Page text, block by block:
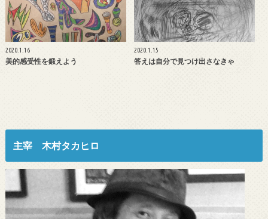
2020.1.16
美的感受性を鍛えよう
2020.1.15
答えは自分で見つけ出さなきゃ
主宰 木村タカヒロ